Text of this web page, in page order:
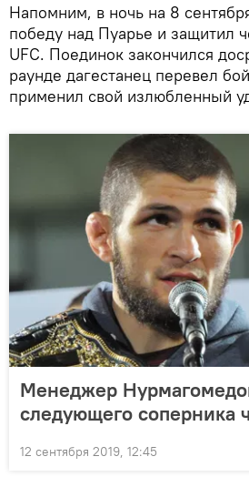
Напомним, в ночь на 8
победу над Пуарье и защитил
UFC. Поединок закончился
раунде дагестанец перевел
применил свой излюбленный
Менеджер
следующего соперника
12 сентября 2019, 12:45